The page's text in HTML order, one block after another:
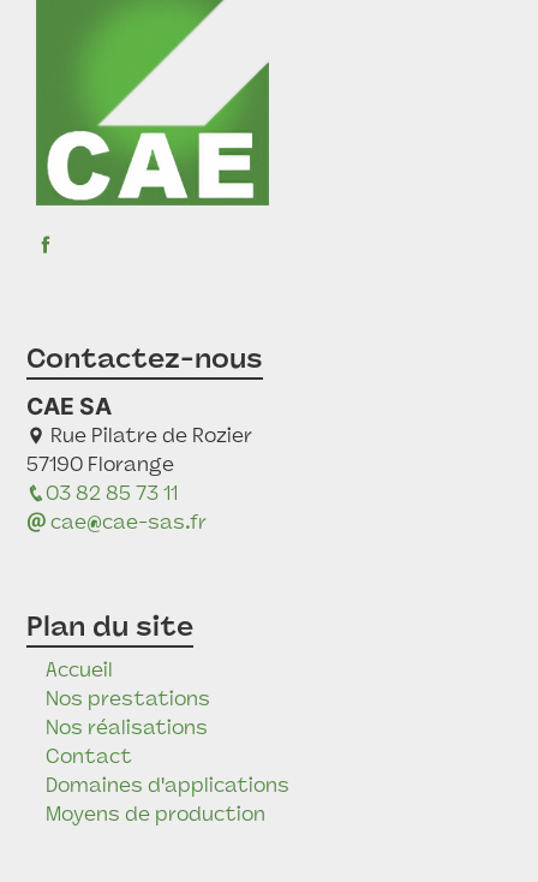
Contactez-nous
CAE SA
Rue Pilatre de Rozier
57190 Florange
03 82 85 73 11
cae@cae-sas.fr
Plan du site
Accueil
Nos prestations
Nos réalisations
Contact
Domaines d'applications
Moyens de production